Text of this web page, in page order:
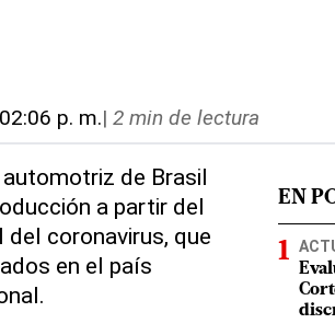
p. m.| 2 min de lectura
de Brasil
a partir del
del coronavirus, que
en el país
EN